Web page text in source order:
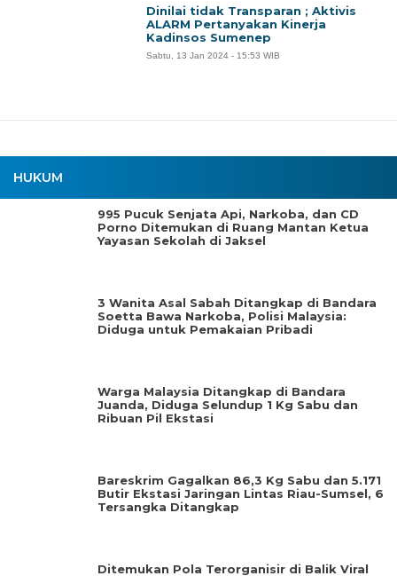
HUKUM
995 Pucuk Senjata Api, Narkoba, dan CD
Porno Ditemukan di Ruang Mantan Ketua
Yayasan Sekolah di Jaksel
3 Wanita Asal Sabah Ditangkap di Bandara
Soetta Bawa Narkoba, Polisi Malaysia:
Diduga untuk Pemakaian Pribadi
Warga Malaysia Ditangkap di Bandara
Juanda, Diduga Selundup 1 Kg Sabu dan
Ribuan Pil Ekstasi
Bareskrim Gagalkan 86,3 Kg Sabu dan 5.171
Butir Ekstasi Jaringan Lintas Riau-Sumsel, 6
Tersangka Ditangkap
Ditemukan Pola Terorganisir di Balik Viral
Dinilai tidak Transparan ; Aktivis
ALARM Pertanyakan Kinerja
Kadinsos Sumenep
Sabtu, 13 Jan 2024 - 15:53 WIB